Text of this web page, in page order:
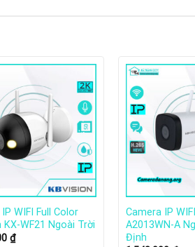
WIFI Full Color
KX-WF21 Ngoài Trời
₫
Camera IP
A2013WN-A
Định